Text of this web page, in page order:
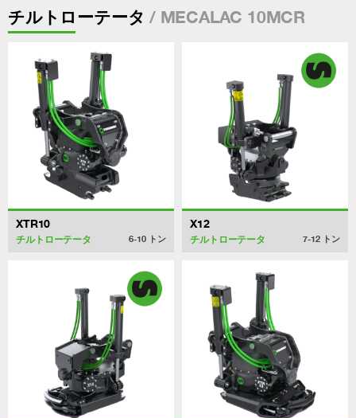
チルトローテータ / MECALAC 10MCR
XTR10
チルトローテータ 6-10 トン
X12
チルトローテータ 7-12 トン